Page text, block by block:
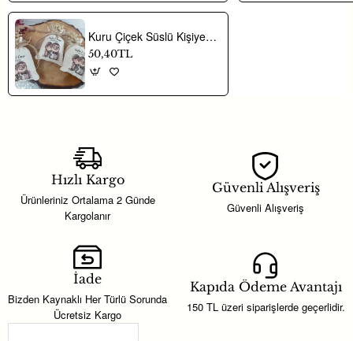
Kuru Çiçek Süslü Kişiye Özel Baskılı Keten Kese Up Modeli Nikah Söz Nişan Hediyesi
50,40TL
Hızlı Kargo
Ürünleriniz Ortalama 2 Günde
Kargolanır
Güvenli Alışveriş
Güvenli Alışveriş
İade
Bizden Kaynaklı Her Türlü Sorunda
Ücretsiz Kargo
Kapıda Ödeme Avantajı
150 TL üzeri siparişlerde geçerlidir.